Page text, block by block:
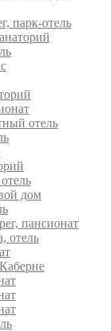
парк-отель
отель
дом
пансионат
отель